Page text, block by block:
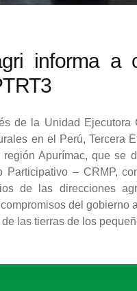
informa a
de la Unidad
en el Perú, Tercera
Apurímac, que se
– CRMP,
de las direcciones
del
las tierras de los